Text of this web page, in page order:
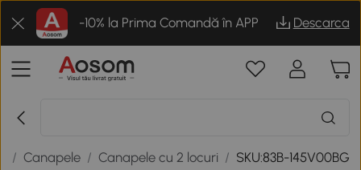
-10% la Prima Comandă în APP Descarca
/ Canapele / Canapele cu 2 locuri / SKU:83B-145V00BG